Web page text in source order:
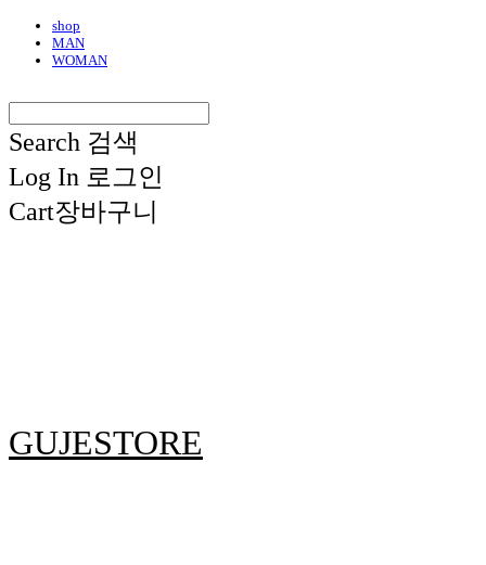
shop
MAN
WOMAN
Search 검색
Log In 로그인
Cart장바구니
GUJESTORE